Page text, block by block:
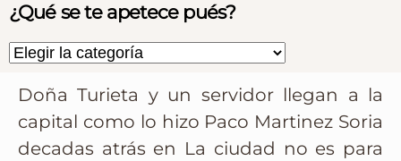
Doña Turieta y un servidor llegan a la
capital como lo hizo Paco Martinez Soria
decadas atrás en La ciudad no es para
¿Qué se te apetece pués?